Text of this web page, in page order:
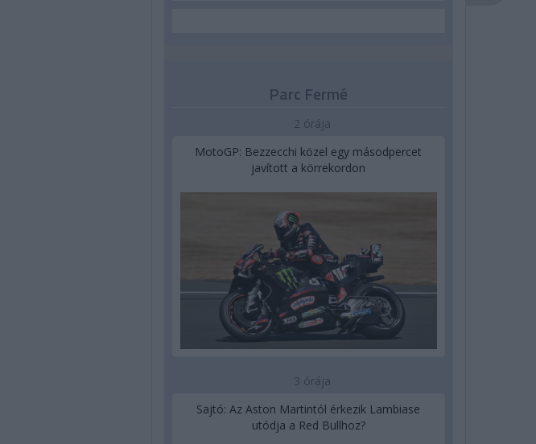
Parc Fermé
2 órája
MotoGP: Bezzecchi közel egy másodpercet
javított a körrekordon
3 órája
Sajtó: Az Aston Martintól érkezik Lambiase
utódja a Red Bullhoz?